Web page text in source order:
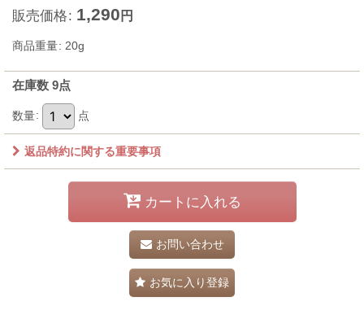
販売価格: 1,290 円
商品重量: 20g
在庫数 9点
数量: 点
返品特約に関する重要事項
カートに入れる
お問い合わせ
お気に入り登録